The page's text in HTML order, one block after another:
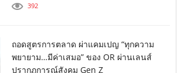
392
ถอดสูตรการตลาด ผ่าแคมเปญ “ทุกความ
พยายาม…มีค่าเสมอ” ของ OR ผ่านเลนส์
ปรากฏการณ์สังคม Gen Z